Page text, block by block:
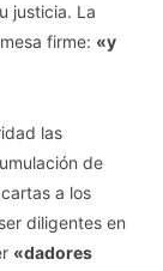
justicia. La
firme: «y
las
de
a los
diligentes en
«dadores